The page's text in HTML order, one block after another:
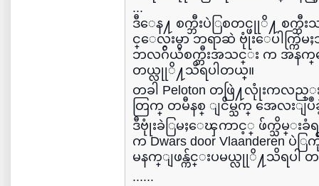
...
ဒီေန႔ စက္ဘီးပဲြစတင္ဖုုိ႔ စက္ဘီး
င္ေလးမွာ ဘရာဆဲ ဗုုံးေပါက္က
ဘလဂ်ိယံစက္ဘီးအသင္း က အနက္ေရ
တယ္လုုိ႔သိရပါတယ္။
တခါ Peloton တဖြဲ႔လုုံးကလ
တြက္ တမီနစ္ ျငိမ္သက္ အေလး
ဒီဗုုံးခဲြမႈေၾကာင့္ ဖ်က္သိမ္
က Dwars door
မနက္ျဖန္က်င္းပမယ္လုုိ႔သိရပါ တ
......